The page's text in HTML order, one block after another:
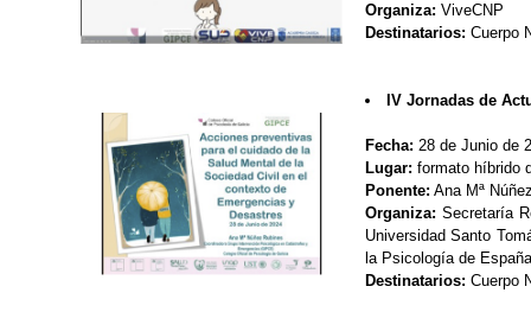
Organiza: ViveCNP
Destinatarios: Cuerpo
IV Jornadas de
Fecha: 28 de Junio de
Lugar: formato híbrido
Ponente: Ana Mª
Organiza: Secretaría
Universidad Santo
la Psicología de
Destinatarios: Cuerpo